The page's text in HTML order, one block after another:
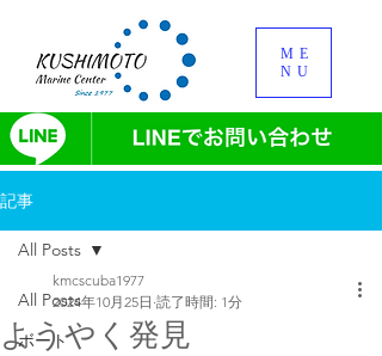
ME
NU
記事
All Posts
ボート
All Posts
ようやく発見
kmcscuba1977
2024年10月25日 読了時間: 1分